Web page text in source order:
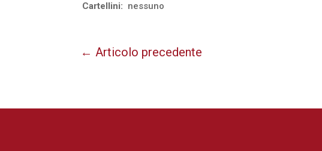
Cartellini: nessuno
←Articolo precedente